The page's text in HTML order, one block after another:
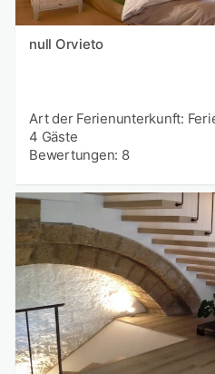
null Orvieto
Art der Ferienunterkunft:
4 Gäste
Bewertungen: 8